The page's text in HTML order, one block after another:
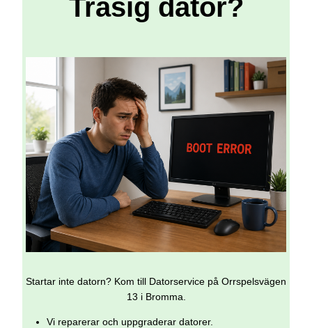
Trasig dator?
Startar inte datorn? Kom till Datorservice på Orrspelsvägen
13 i Bromma.
Vi reparerar och uppgraderar datorer.